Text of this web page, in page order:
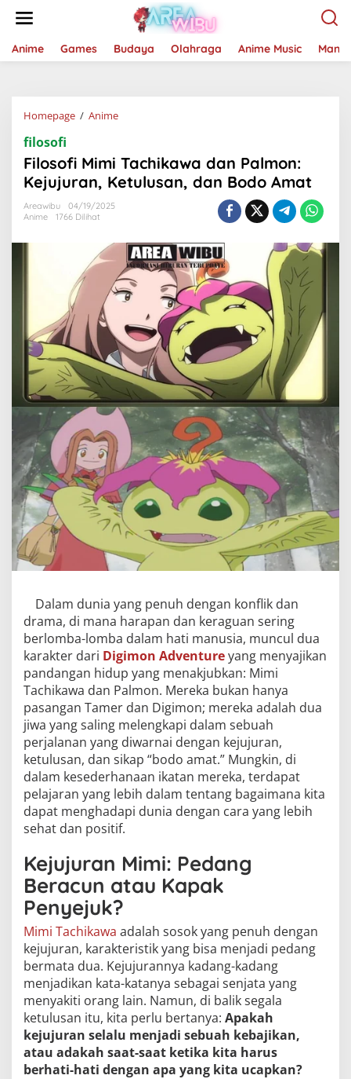
Anime Games Budaya Olahraga Anime Music
Homepage / AnimeFilosofi
dan
Palmon:
Kejujuran,
Amat
filosofi
Filosofi Mimi Tachikawa dan Palmon:
Kejujuran, Ketulusan, dan Bodo Amat
Areawibu
04/19/2025
Anime
1766 Dilihat
Dalam dunia yang penuh dengan konflik dan
drama, di mana harapan dan keraguan sering
berlomba-lomba dalam hati manusia, muncul dua
karakter dari Digimon Adventureyang menyajikan
pandangan hidup yang menakjubkan: Mimi
Tachikawa dan Palmon. Mereka bukan hanya
pasangan Tamer dan Digimon; mereka adalah dua
jiwa yang saling melengkapi dalam sebuah
perjalanan yang diwarnai dengan kejujuran,
ketulusan, dan sikap “bodo amat.” Mungkin, di
dalam kesederhanaan ikatan mereka, terdapat
pelajaran yang lebih dalam tentang bagaimana kita
dapat menghadapi dunia dengan cara yang lebih
sehat dan positif.
Kejujuran Mimi: Pedang
Beracun atau Kapak
Penyejuk?
Mimi Tachikawa adalah sosok yang penuh dengan
kejujuran, karakteristik yang bisa menjadi pedang
bermata dua. Kejujurannya kadang-kadang
menjadikan kata-katanya sebagai senjata yang
menyakiti orang lain. Namun, di balik segala
ketulusan itu, kita perlu bertanya: Apakah
kejujuran selalu menjadi sebuah kebajikan,
atau adakah saat-saat ketika kita harus
berhati-hati dengan apa yang kita ucapkan?